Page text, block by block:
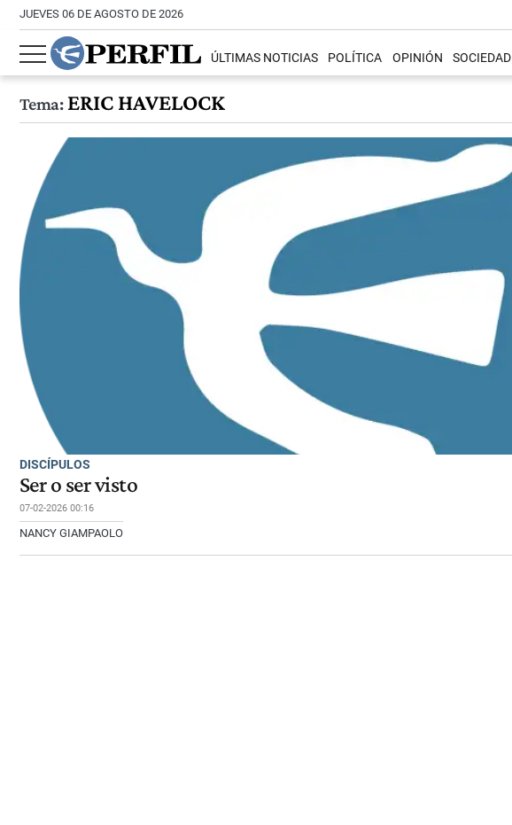
JUEVES 06 DE AGOSTO DE 2026
ÚLTIMAS NOTICIAS POLÍTICA OPINIÓN SOCIEDAD
Tema:ERIC HAVELOCK
DISCÍPULOS
Ser o ser visto
07-02-2026 00:16
NANCY GIAMPAOLO